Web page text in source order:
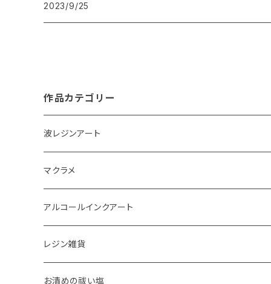
2023/9/25
作品カテゴリー
波レジンアート
コースター
アクセサリートレイ
ペーパーウェイト
体験教室
マクラメ
ピアス
キーホルダー
タペストリー
アルコールインクアート
アクセサリートレイ
スマホケース
レジン雑貨
ピアス
お清めの祓い塩